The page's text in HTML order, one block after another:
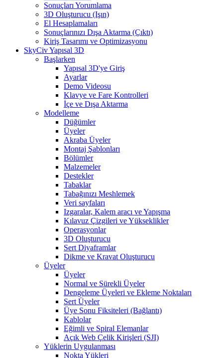
Sonuçları Yorumlama
3D Oluşturucu (Işın)
El Hesaplamaları
Sonuçlarınızı Dışa Aktarma (Çıktı)
Kiriş Tasarımı ve Optimizasyonu
SkyCiv Yapısal 3D
Başlarken
Yapısal 3D'ye Giriş
Ayarlar
Demo Videosu
Klavye ve Fare Kontrolleri
İçe ve Dışa Aktarma
Modelleme
Düğümler
Üyeler
Akraba Üyeler
Montaj Şablonları
Bölümler
Malzemeler
Destekler
Tabaklar
Tabağınızı Meshlemek
Veri sayfaları
Izgaralar, Kalem aracı ve Yapışma
Kılavuz Çizgileri ve Yükseklikler
Operasyonlar
3D Oluşturucu
Sert Diyaframlar
Dikme ve Kravat Oluşturucu
Üyeler
Üyeler
Normal ve Sürekli Üyeler
Dengeleme Üyeleri ve Ekleme Noktaları
Sert Üyeler
Üye Sonu Fiksiteleri (Bağlantı)
Kablolar
Eğimli ve Spiral Elemanlar
Açık Web Çelik Kirişleri (SJI)
Yüklerin Uygulanması
Nokta Yükleri